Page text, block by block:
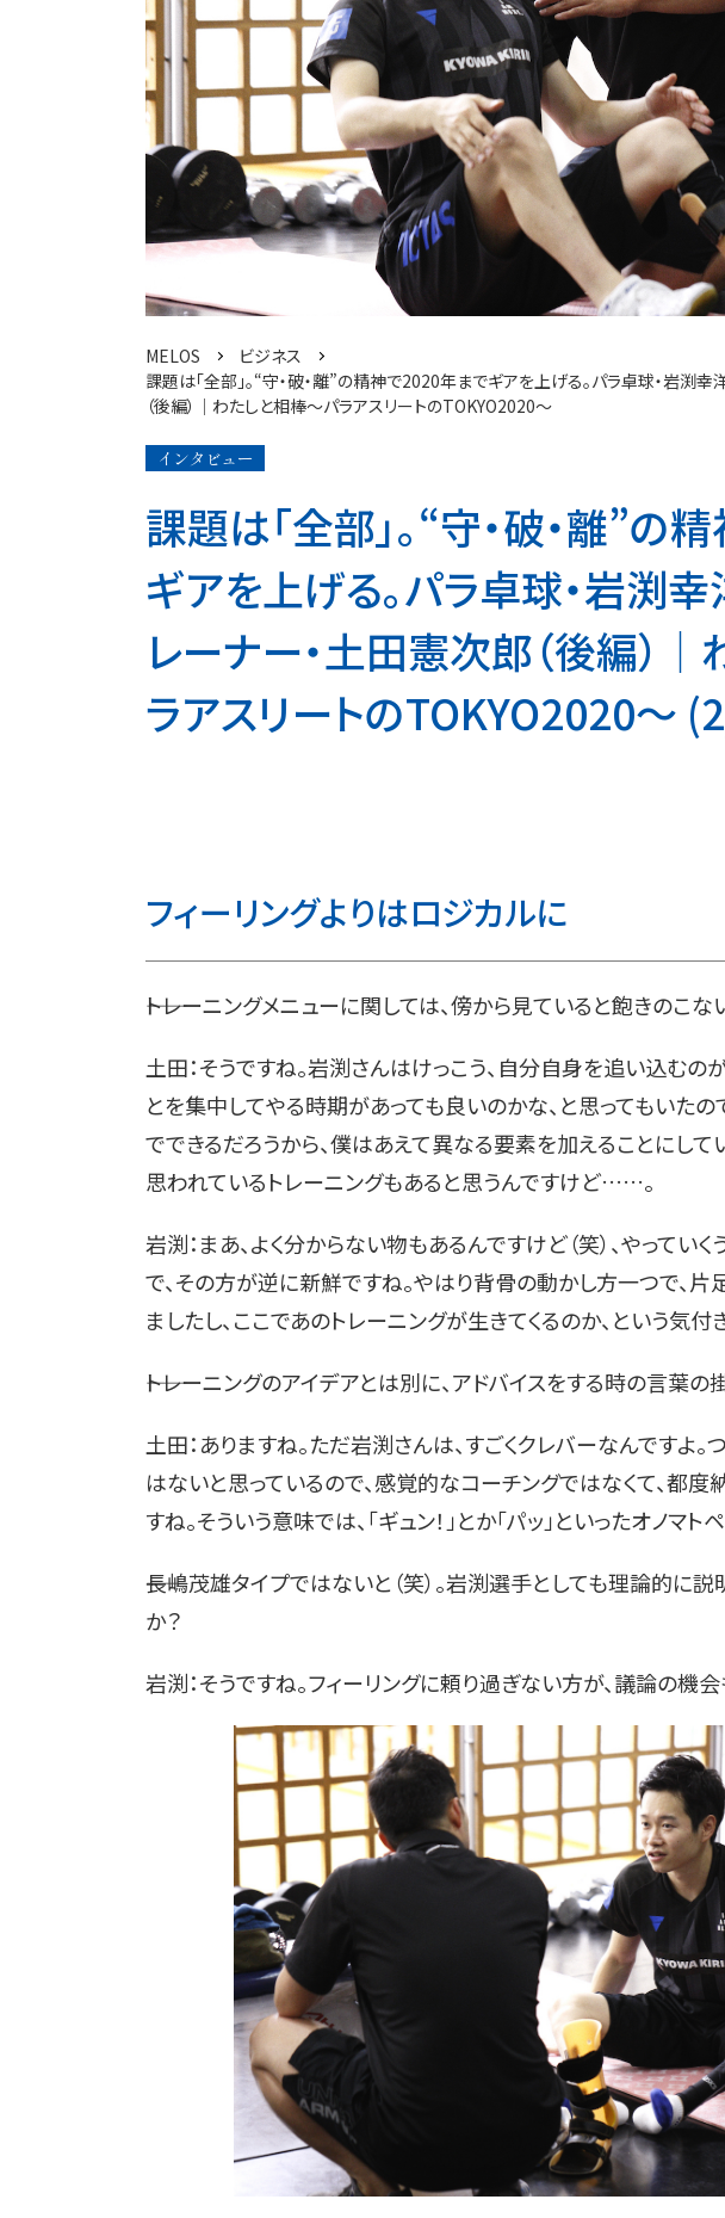
MELOS
ビジネス
課題は「全部」。“守・破・離”の精神で2020年までギアを上げる。パラ卓球・岩渕
（後編）│わたしと相棒～パラアスリートのTOKYO2020～
インタビュー
課題は「全部」。“守・破・離”の
ギアを上げる。パラ卓球・岩渕
レーナー・土田憲次郎（後編）
ラアスリートのTOKYO2020～
フィーリングよりはロジカルに
――トレーニングメニューに関しては、傍から見ていると飽きのこな
土田：そうですね。岩渕さんはけっこう、自分自身を追い込むの
とを集中してやる時期があっても良いのかな、と思ってもいた
でできるだろうから、僕はあえて異なる要素を加えることにして
思われているトレーニングもあると思うんですけど……。
岩渕：まあ、よく分からない物もあるんですけど（笑）、やってい
で、その方が逆に新鮮ですね。やはり背骨の動かし方一つで、
ましたし、ここであのトレーニングが生きてくるのか、という気付
――トレーニングのアイデアとは別に、アドバイスをする時の言葉
土田：ありますね。ただ岩渕さんは、すごくクレバーなんですよ
はないと思っているので、感覚的なコーチングではなくて、都
すね。そういう意味では、「ギュン！」とか「パッ」といったオノマ
――長嶋茂雄タイプではないと（笑）。岩渕選手としても理論的に
か？
岩渕：そうですね。フィーリングに頼り過ぎない方が、議論の機会